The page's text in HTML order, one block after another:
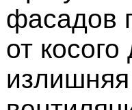
фасадов
от